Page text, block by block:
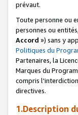
prévaut.
Toute personne ou
personnes ou
Accord ») sans y
Politiques du
Partenaires, la
Marques du
compris
directives.
1.Description